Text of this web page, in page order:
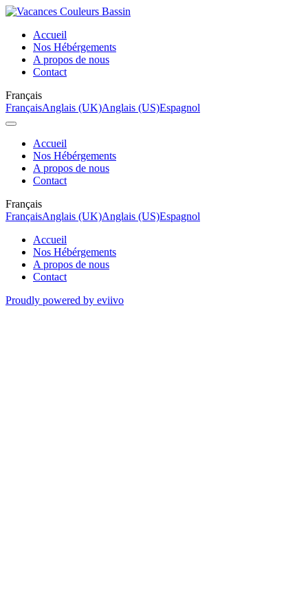
Accueil
Nos Hébérgements
A propos de nous
Contact
Français
FrançaisAnglais (UK)Anglais (US)Espagnol
Accueil
Nos Hébérgements
A propos de nous
Contact
Français
FrançaisAnglais (UK)Anglais (US)Espagnol
Accueil
Nos Hébérgements
A propos de nous
Contact
Proudly powered by eviivo